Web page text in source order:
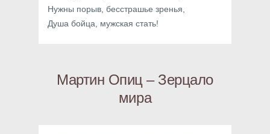
Нужны порыв, бесстрашье зренья,
Душа бойца, мужская стать!
Мартин Опиц – Зерцало
мира